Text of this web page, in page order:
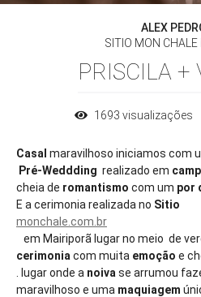
ALEX
SITIO MON CHALE
PRISCILA +
1693 visualizações
Casal maravilhoso iniciamos com
Pré-Weddding realizado em
cheia de romantismo com um por
E a cerimonia realizada no Sitio
monchale.com.br
em Mairiporã lugar no meio de
cerimonia com muita emoção e
. lugar onde a noiva se arrumou
maravilhoso e uma maquiagem